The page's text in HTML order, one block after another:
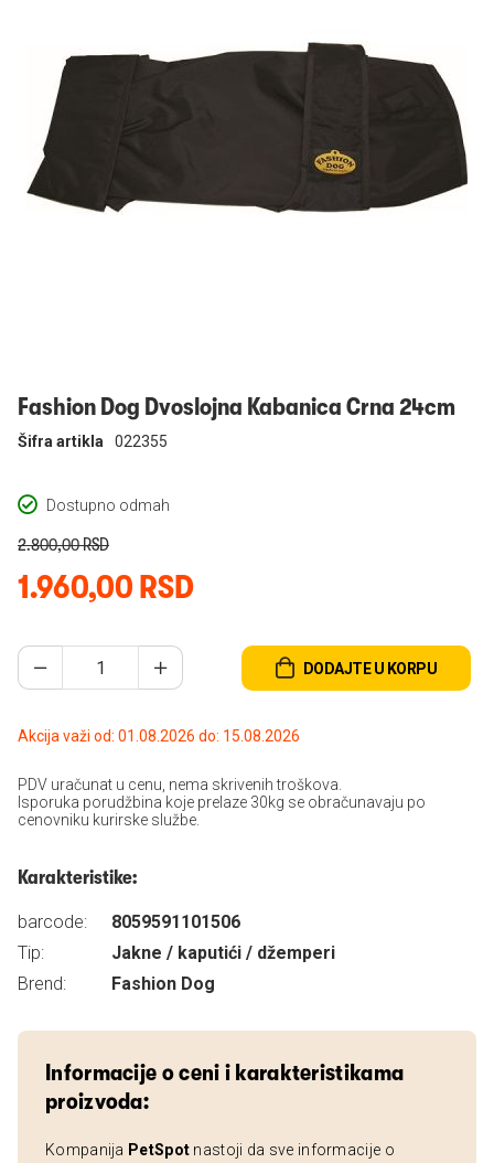
Fashion Dog Dvoslojna Kabanica Crna 24cm
Dostupno odmah
Šifra artikla 022355
1.960,00 RSD
2.800,00 RSD
DODAJTE U KORPU
Akcija važi od: 01.08.2026 do: 15.08.2026
PDV uračunat u cenu, nema skrivenih troškova.
Isporuka porudžbina koje prelaze 30kg se obračunavaju po
cenovniku kurirske službe.
Karakteristike:
barcode:
8059591101506
Tip:
Jakne / kaputići / džemperi
Brend:
Fashion Dog
Informacije o ceni i karakteristikama
proizvoda:
Kompanija PetSpot nastoji da sve informacije o